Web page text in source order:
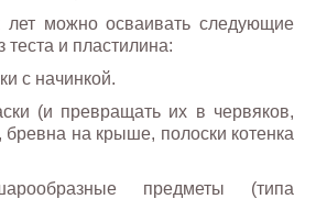
можно осваивать следующие
и пластилина:
с начинкой.
(и превращать их в червяков,
бревна на крыше, полоски котенка
предметы (типа